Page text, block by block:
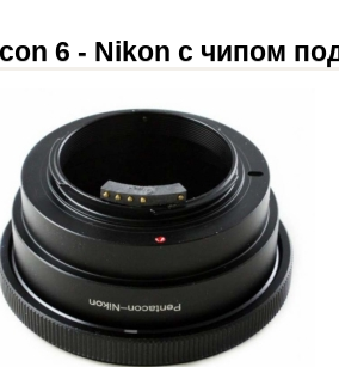
6 - Nikon с чипом